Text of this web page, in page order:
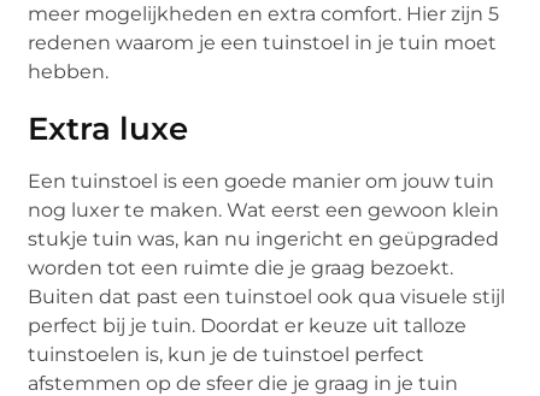
meer mogelijkheden en extra comfort. Hier zijn 5
redenen waarom je een tuinstoel in je tuin moet
hebben.
Extra luxe
Een tuinstoel is een goede manier om jouw tuin
nog luxer te maken. Wat eerst een gewoon klein
stukje tuin was, kan nu ingericht en geüpgraded
worden tot een ruimte die je graag bezoekt.
Buiten dat past een tuinstoel ook qua visuele stijl
perfect bij je tuin. Doordat er keuze uit talloze
tuinstoelen is, kun je de tuinstoel perfect
afstemmen op de sfeer die je graag in je tuin